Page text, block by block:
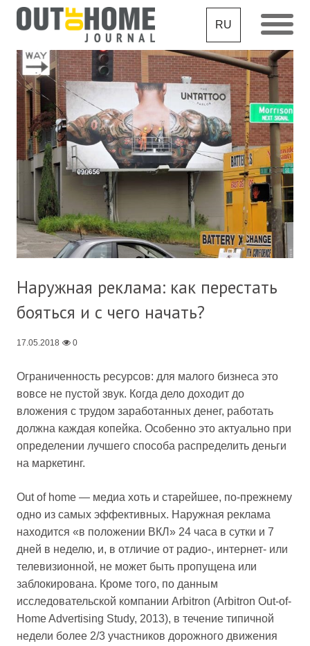
RU
Наружная реклама: как перестать
бояться и с чего начать?
17.05.2018 0
Ограниченность ресурсов: для малого бизнеса это
вовсе не пустой звук. Когда дело доходит до
вложения с трудом заработанных денег, работать
должна каждая копейка. Особенно это актуально при
определении лучшего способа распределить деньги
на маркетинг.
Out of home — медиа хоть и старейшее, по-прежнему
одно из самых эффективных. Наружная реклама
находится «в положении ВКЛ» 24 часа в сутки и 7
дней в неделю, и, в отличие от радио-, интернет- или
телевизионной, не может быть пропущена или
заблокирована. Кроме того, по данным
исследовательской компании Arbitron (Arbitron Out-of-
Home Advertising Study, 2013), в течение типичной
недели более 2/3 участников дорожного движения